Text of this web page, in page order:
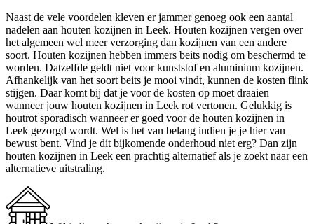
Naast de vele voordelen kleven er jammer genoeg ook een aantal
nadelen aan houten kozijnen in Leek. Houten kozijnen vergen over
het algemeen wel meer verzorging dan kozijnen van een andere
soort. Houten kozijnen hebben immers beits nodig om beschermd te
worden. Datzelfde geldt niet voor kunststof en aluminium kozijnen.
Afhankelijk van het soort beits je mooi vindt, kunnen de kosten flink
stijgen. Daar komt bij dat je voor de kosten op moet draaien
wanneer jouw houten kozijnen in Leek rot vertonen. Gelukkig is
houtrot sporadisch wanneer er goed voor de houten kozijnen in
Leek gezorgd wordt. Wel is het van belang indien je je hier van
bewust bent. Vind je dit bijkomende onderhoud niet erg? Dan zijn
houten kozijnen in Leek een prachtig alternatief als je zoekt naar een
alternatieve uitstraling.